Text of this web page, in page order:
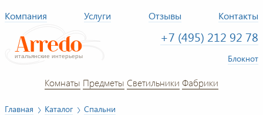
Компания Услуги Отзывы Контакты
+7 (495) 212 92 78
Блокнот
Комнаты Предметы Светильники Фабрики
Главная Каталог Спальни